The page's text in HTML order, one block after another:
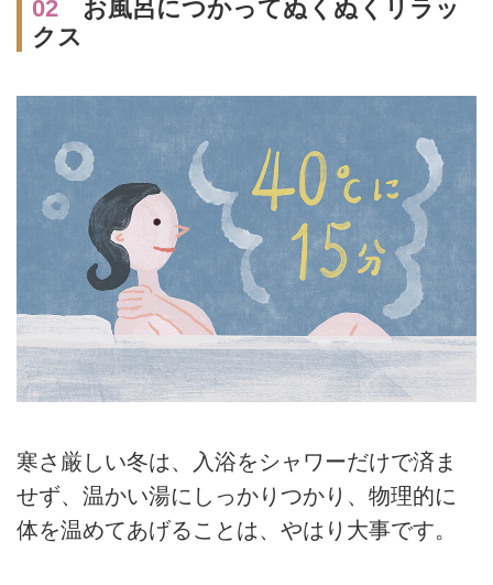
02お風呂につかってぬくぬくリラッ
クス
寒さ厳しい冬は、入浴をシャワーだけで済ま
せず、温かい湯にしっかりつかり、物理的に
体を温めてあげることは、やはり大事です。